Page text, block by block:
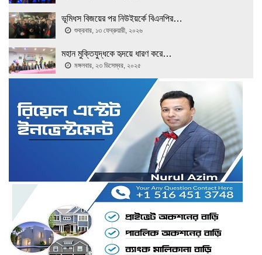
ভূমিধস বিজয়ের পর নিউইয়র্কে বিএনপির…
শুক্রবার, ১৩ ফেব্রুয়ারী, ২০২৬
মহান মুক্তিযুদ্ধকে হৃদয়ে ধারণ করে…
মঙ্গলবার, ২৩ ডিসেম্বর, ২০২৫